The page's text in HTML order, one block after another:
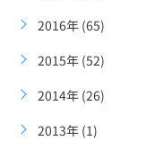
2016年 (65)
2015年 (52)
2014年 (26)
2013年 (1)